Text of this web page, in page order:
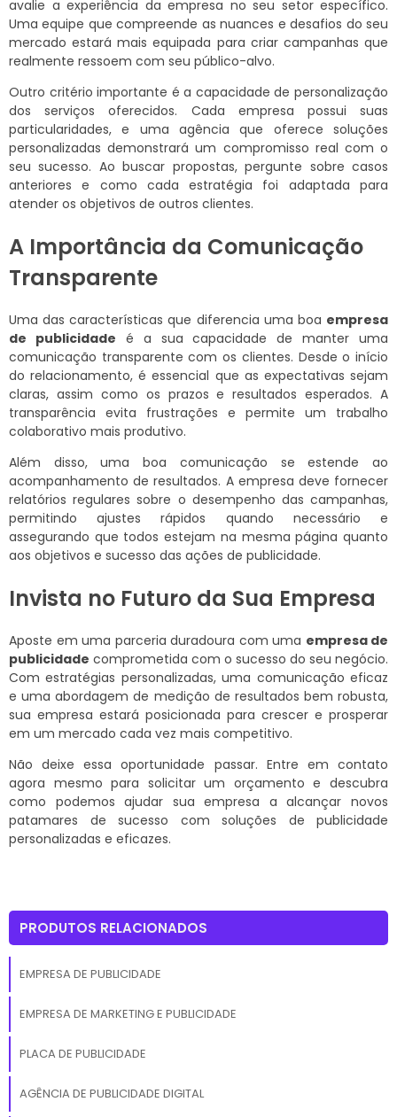
avalie a experiência da empresa no seu setor específico.
Uma equipe que compreende as nuances e desafios do seu
mercado estará mais equipada para criar campanhas que
realmente ressoem com seu público-alvo.
Outro critério importante é a capacidade de personalização
dos serviços oferecidos. Cada empresa possui suas
particularidades, e uma agência que oferece soluções
personalizadas demonstrará um compromisso real com o
seu sucesso. Ao buscar propostas, pergunte sobre casos
anteriores e como cada estratégia foi adaptada para
atender os objetivos de outros clientes.
A Importância da Comunicação
Transparente
Uma das características que diferencia uma boa empresa
de publicidade é a sua capacidade de manter uma
comunicação transparente com os clientes. Desde o início
do relacionamento, é essencial que as expectativas sejam
claras, assim como os prazos e resultados esperados. A
transparência evita frustrações e permite um trabalho
colaborativo mais produtivo.
Além disso, uma boa comunicação se estende ao
acompanhamento de resultados. A empresa deve fornecer
relatórios regulares sobre o desempenho das campanhas,
permitindo ajustes rápidos quando necessário e
assegurando que todos estejam na mesma página quanto
aos objetivos e sucesso das ações de publicidade.
Invista no Futuro da Sua Empresa
Aposte em uma parceria duradoura com uma empresa de
publicidade comprometida com o sucesso do seu negócio.
Com estratégias personalizadas, uma comunicação eficaz
e uma abordagem de medição de resultados bem robusta,
sua empresa estará posicionada para crescer e prosperar
em um mercado cada vez mais competitivo.
Não deixe essa oportunidade passar. Entre em contato
agora mesmo para solicitar um orçamento e descubra
como podemos ajudar sua empresa a alcançar novos
patamares de sucesso com soluções de publicidade
personalizadas e eficazes.
PRODUTOS RELACIONADOS
EMPRESA DE PUBLICIDADE
EMPRESA DE MARKETING E PUBLICIDADE
PLACA DE PUBLICIDADE
AGÊNCIA DE PUBLICIDADE DIGITAL